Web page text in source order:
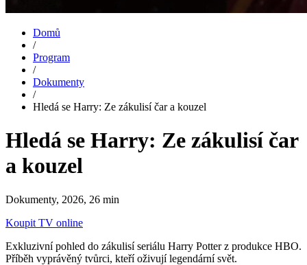
Domů
/
Program
/
Dokumenty
/
Hledá se Harry: Ze zákulisí čar a kouzel
Hledá se Harry: Ze zákulisí čar
a kouzel
Dokumenty, 2026, 26 min
Koupit TV online
Exkluzivní pohled do zákulisí seriálu Harry Potter z produkce HBO.
Příběh vyprávěný tvůrci, kteří oživují legendární svět.